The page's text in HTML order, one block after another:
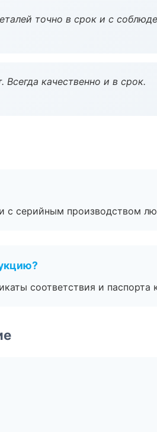
точно в срок и с
качественно и в срок.
с серийным производством
соответствия и паспорта